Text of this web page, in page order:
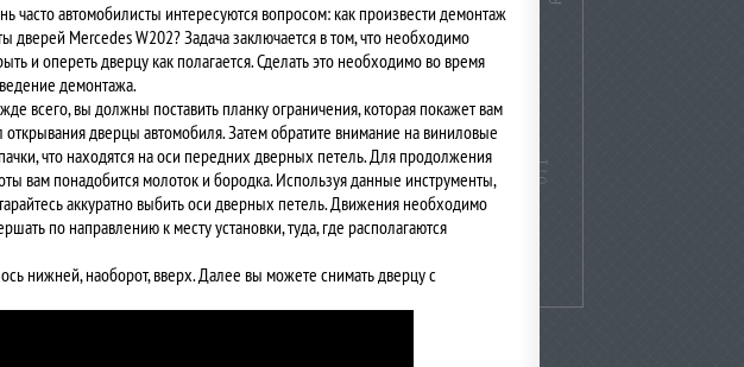
часто автомобилисты интересуются вопросом: как произвести демонтаж
дверей Mercedes W202? Задача заключается в том, что необходимо
и опереть дверцу как полагается. Сделать это необходимо во время
демонтажа.
всего, вы должны поставить планку ограничения, которая покажет вам
открывания дверцы автомобиля. Затем обратите внимание на виниловые
что находятся на оси передних дверных петель. Для продолжения
вам понадобится молоток и бородка. Используя данные инструменты,
аккуратно выбить оси дверных петель. Движения необходимо
по направлению к месту установки, туда, где располагаются
нижней, наоборот, вверх. Далее вы можете снимать дверцу с